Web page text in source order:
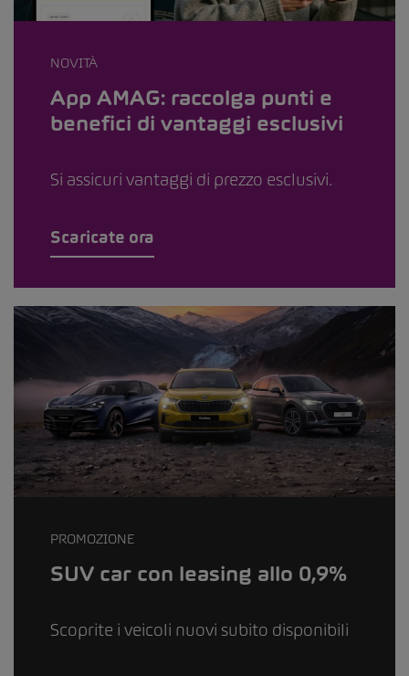
NOVITÀ
App AMAG: raccolga punti e
benefici di vantaggi esclusivi
Si assicuri vantaggi di prezzo esclusivi.
Scaricate ora
PROMOZIONE
SUV car con leasing allo 0,9%
Scoprite i veicoli nuovi subito disponibili